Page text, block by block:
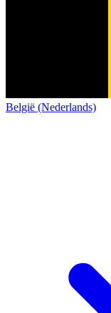
België (Nederlands)